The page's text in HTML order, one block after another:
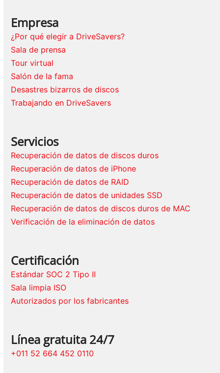
Empresa
¿Por qué elegir a DriveSavers?
Sala de prensa
Tour virtual
Salón de la fama
Desastres bizarros de discos
Trabajando en DriveSavers
Servicios
Recuperación de datos de discos duros
Recuperación de datos de iPhone
Recuperación de datos de RAID
Recuperación de datos de unidades SSD
Recuperación de datos de discos duros de MAC
Verificación de la eliminación de datos
Certificación
Estándar SOC 2 Tipo II
Sala limpia ISO
Autorizados por los fabricantes
Línea gratuita 24/7
+011 52 664 452 0110